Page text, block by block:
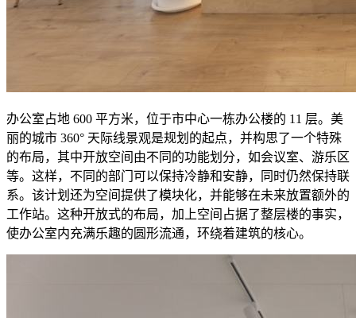
办公室占地 600 平方米，位于市中心一栋办公楼的 11 层。美
丽的城市 360° 天际线景观是规划的起点，并构思了一个特殊
的布局，其中开放空间由不同的功能划分，如会议室、游乐区
等。这样，不同的部门可以保持冷静和安静，同时仍然保持联
系。该计划还为空间提供了模块化，并能够在未来放置额外的
工作站。这种开放式的布局，加上空间占据了整层楼的事实，
使办公室内充满乐趣的圆形流通，环绕着建筑的核心。